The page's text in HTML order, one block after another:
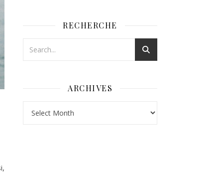
RECHERCHE
ARCHIVES